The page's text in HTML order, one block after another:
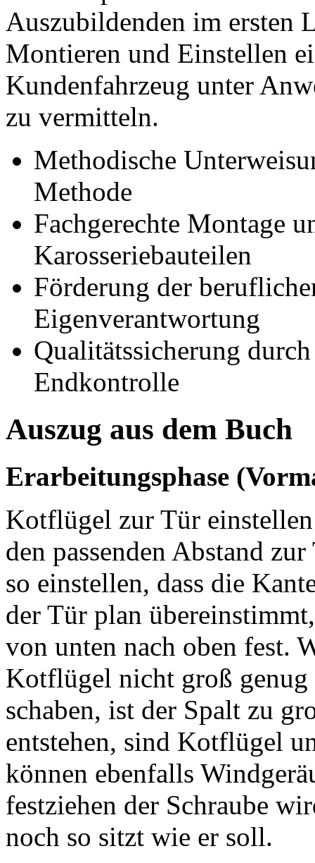
Auszubildenden im ersten
Montieren und Einstellen
Kundenfahrzeug unter
zu vermitteln.
Methodische
Methode
Fachgerechte Montage
Karosseriebauteilen
Förderung der
Eigenverantwortung
Qualitätssicherung
Endkontrolle
Auszug aus dem Buch
Erarbeitungsphase
Kotflügel zur Tür
den passenden Abstand
so einstellen, dass die
der Tür plan
von unten nach oben fest.
Kotflügel nicht groß
schaben, ist der Spalt zu
entstehen, sind Kotflügel
können ebenfalls
festziehen der Schraube
noch so sitzt wie er soll.